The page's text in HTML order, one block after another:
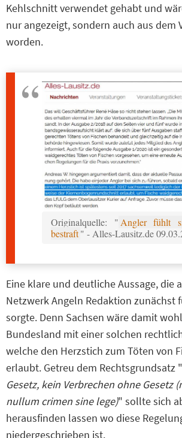
Kehlschnitt verwendet gehabt und
nur angezeigt, sondern auch aus dem
worden.
Originalquelle: " Angler fühlt
bestraft" - Alles-Lausitz.de
Eine klare und deutliche Aussage, die
Netzwerk Angeln Redaktion zunächst
sorgte. Denn Sachsen wäre damit
Bundesland mit einer solchen
welche den Herzstich zum Töten von
erlaubt. Getreu dem Rechtsgrundsatz "
Gesetz, kein Verbrechen ohne Gesetz
nullum crimen sine lege)" sollte sich
herausfinden lassen wo diese
niedergeschrieben ist.